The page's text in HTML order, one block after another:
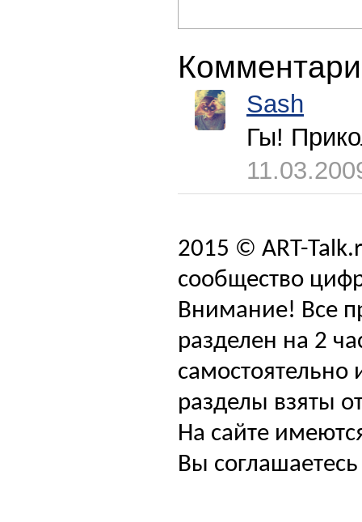
Sash
Гы!
2015 © ART-
сообщество
Внимание! Все
разделен на 2
самостоятельно
разделы взяты
На сайте
Вы